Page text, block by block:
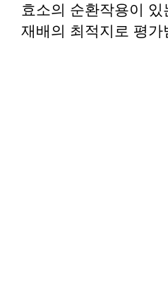
효소의 순환작용이
재배의 최적지로 평가